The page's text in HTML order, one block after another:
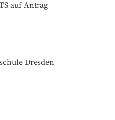
auf Antrag
Dresden